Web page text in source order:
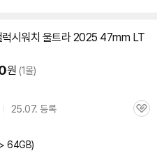
기
럭시워치 울트라 2025 47mm LT
원 (1몰)
25.07. 등록
관
64GB)